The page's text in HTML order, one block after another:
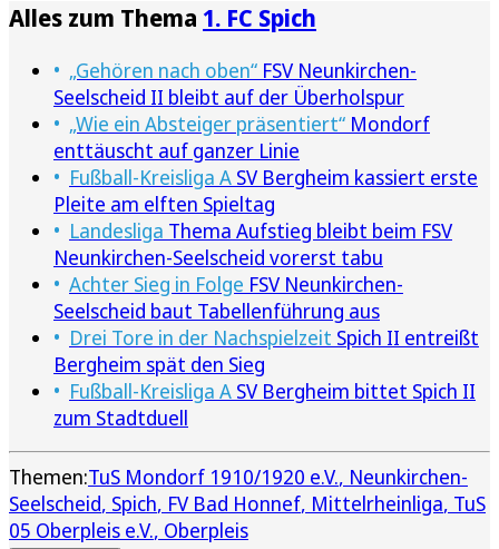
Alles zum Thema 1. FC Spich
„Gehören nach oben“ FSV Neunkirchen-
Seelscheid II bleibt auf der Überholspur
„Wie ein Absteiger präsentiert“ Mondorf
enttäuscht auf ganzer Linie
Fußball-Kreisliga A SV Bergheim kassiert erste
Pleite am elften Spieltag
Landesliga Thema Aufstieg bleibt beim FSV
Neunkirchen-Seelscheid vorerst tabu
Achter Sieg in Folge FSV Neunkirchen-
Seelscheid baut Tabellenführung aus
Drei Tore in der Nachspielzeit Spich II entreißt
Bergheim spät den Sieg
Fußball-Kreisliga A SV Bergheim bittet Spich II
zum Stadtduell
Themen:TuS Mondorf 1910/1920 e.V. Neunkirchen-
Seelscheid Spich FV Bad Honnef Mittelrheinliga TuS
05 Oberpleis e.V. Oberpleis